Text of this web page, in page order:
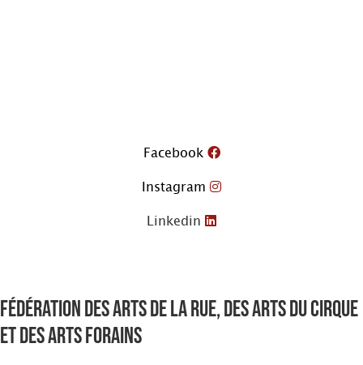
Facebook
Instagram
Linkedin
Fédération des arts de la rue, des arts du cirque
et des arts forains